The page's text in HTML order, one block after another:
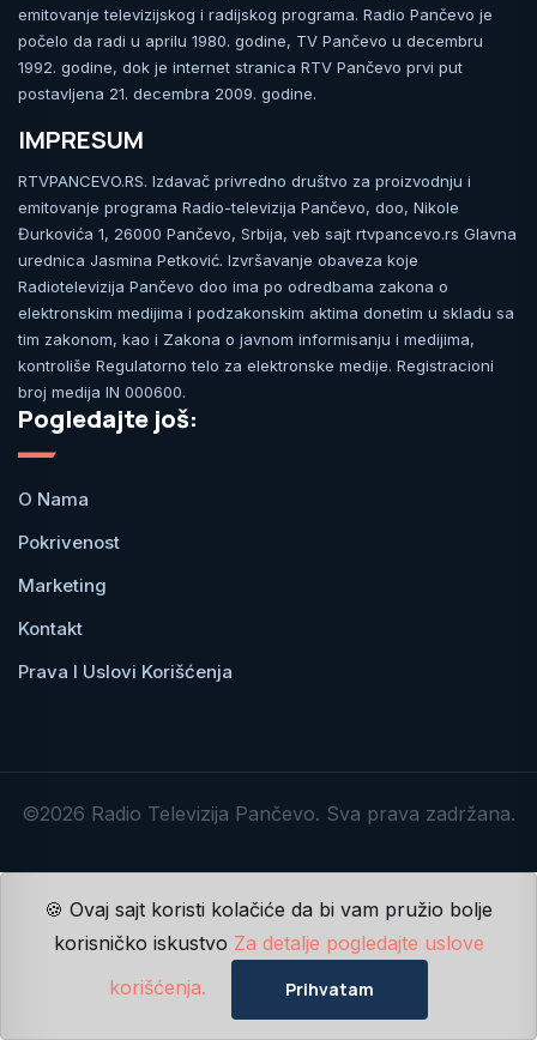
emitovanje televizijskog i radijskog programa. Radio Pančevo je
počelo da radi u aprilu 1980. godine, TV Pančevo u decembru
1992. godine, dok je internet stranica RTV Pančevo prvi put
postavljena 21. decembra 2009. godine.
IMPRESUM
RTVPANCEVO.RS. Izdavač privredno društvo za proizvodnju i
emitovanje programa Radio-televizija Pančevo, doo, Nikole
Đurkovića 1, 26000 Pančevo, Srbija, veb sajt rtvpancevo.rs Glavna
urednica Jasmina Petković. Izvršavanje obaveza koje
Radiotelevizija Pančevo doo ima po odredbama zakona o
elektronskim medijima i podzakonskim aktima donetim u skladu sa
tim zakonom, kao i Zakona o javnom informisanju i medijima,
kontroliše Regulatorno telo za elektronske medije. Registracioni
broj medija IN 000600.
Pogledajte još:
O Nama
Pokrivenost
Marketing
Kontakt
Prava I Uslovi Korišćenja
©2026 Radio Televizija Pančevo. Sva prava zadržana.
🍪 Ovaj sajt koristi kolačiće da bi vam pružio bolje
korisničko iskustvo Za detalje pogledajte uslove
korišćenja.
Prihvatam